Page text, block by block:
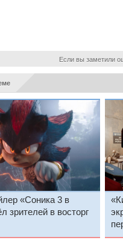
Если вы заметили
«Соника 3 в
зрителей в восторг